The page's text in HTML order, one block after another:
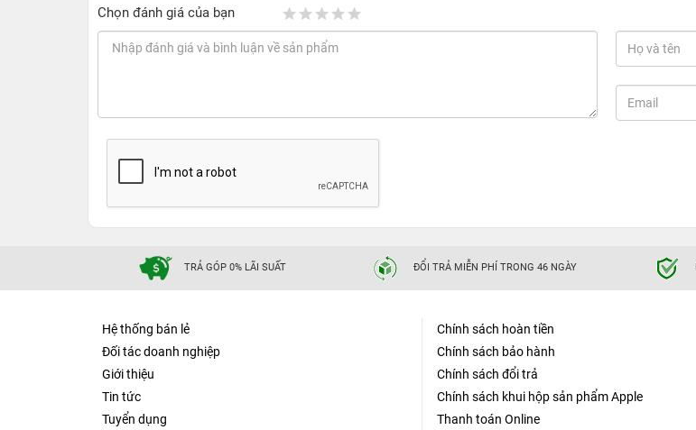
Chọn đánh giá của bạn
TRẢ GÓP 0% LÃI SUẤT ĐỔI TRẢ MIỄN PHÍ TRONG 46 NGÀY
Hệ thống bán lẻ
Đối tác doanh nghiệp
Giới thiệu
Tin tức
Tuyển dụng
Chính sách hoàn tiền
Chính sách bảo hành
Chính sách đổi trả
Chính sách khui hộp sản phẩm Apple
Thanh toán Online